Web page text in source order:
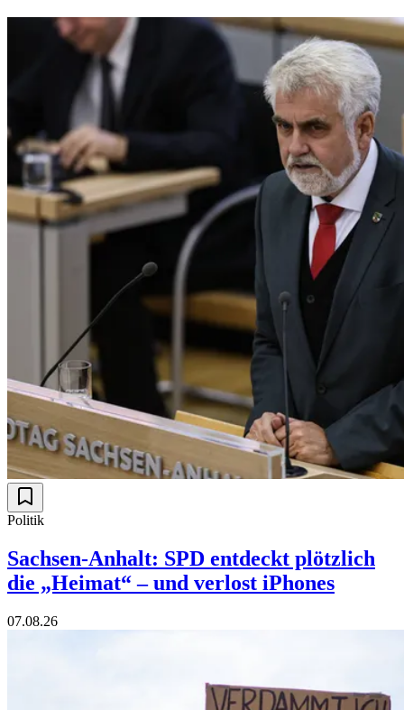
Politik
Sachsen-Anhalt: SPD entdeckt plötzlich
die „Heimat“ – und verlost iPhones
07.08.26